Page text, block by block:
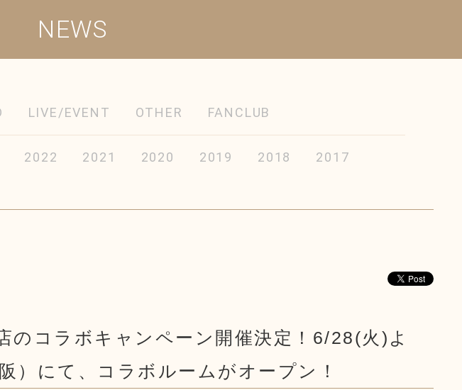
NEWS
LIVE/EVENT OTHER FANCLUB
2022 2021 2020 2019 2018
2017
のコラボキャンペーン開催決定！6/28(火)よ
）にて、コラボルームがオープン！